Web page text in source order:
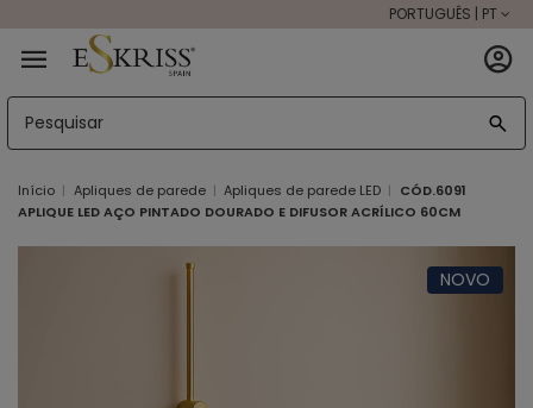
PORTUGUÊS | PT
Início Apliques de parede Apliques de parede LED
CÓD.6091
APLIQUE LED AÇO PINTADO DOURADO E DIFUSOR ACRÍLICO 60CM
NOVO